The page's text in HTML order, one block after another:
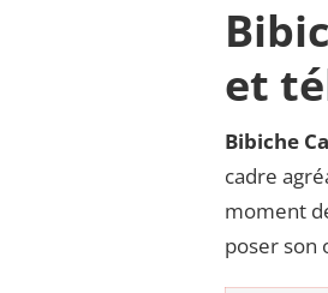
et
Bibiche
cadre
moment
poser son